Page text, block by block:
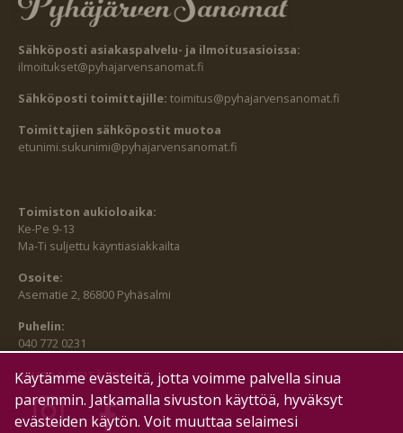
Sähköposti asiakaspalvelu- ja ilmoitusasioissa:
ilmoitukset@pyhajarvensanomat.fi
Sähköposti toimittajille: toimitus@pyhajarvensanomat.fi
Toimittajien sähköpostit muotoa
etunimi.sukunimi@pyhajarvensanomat.fi
Toimiston aukioloaika:
Ke-Pe 9-13
Ma-Ti suljettu käyntiasiakkailta
Osoite:
Asematie 2, 86800 Pyhäsalmi
Puhelin:
040 772 0231
SEURAA MEITÄ MYÖS:
Käytämme evästeitä, jotta voimme palvella sinua
paremmin. Jatkamalla sivuston käyttöä, hyväksyt
evästeiden käytön. Voit muuttaa selaimesi